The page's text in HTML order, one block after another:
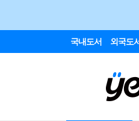
국내도서 외국도